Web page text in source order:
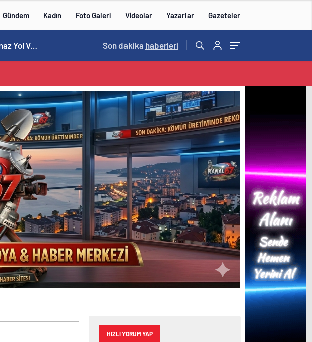
Gündem Kadın Foto Galeri Videolar Yazarlar Gazeteler
16:00 /
Son dakika haberleri
HIZLI YORUM YAP